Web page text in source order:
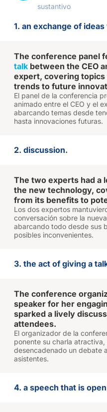
sustantivo
1. an exchange of
The conference panel
talk between the CEO
expert, covering
trends to future
El panel de la conferencia
animado entre el CEO y el
abarcando temas desde
hasta innovaciones futuras.
2. discussion.
The two experts had a
the new technology,
from its benefits to
Los dos expertos
conversación sobre la
abarcando todo desde sus
posibles inconvenientes.
3. the act of giving a
The conference
speaker for her
sparked a lively
attendees.
El organizador de la
ponente su charla atractiva,
desencadenado un debate
asistentes.
4. a speech that is